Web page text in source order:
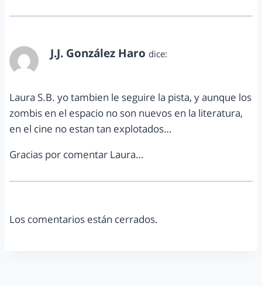
J.J. González Haro dice:
Laura S.B. yo tambien le seguire la pista, y aunque los
zombis en el espacio no son nuevos en la literatura,
en el cine no estan tan explotados…
Gracias por comentar Laura…
Los comentarios están cerrados.